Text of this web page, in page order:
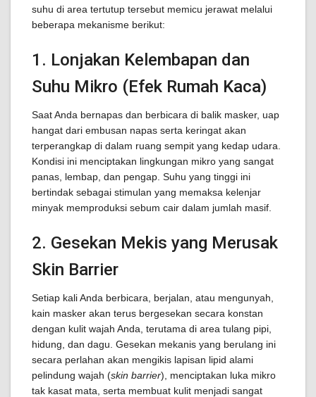
suhu di area tertutup tersebut memicu jerawat melalui
beberapa mekanisme berikut:
1. Lonjakan Kelembapan dan
Suhu Mikro (Efek Rumah Kaca)
Saat Anda bernapas dan berbicara di balik masker, uap
hangat dari embusan napas serta keringat akan
terperangkap di dalam ruang sempit yang kedap udara.
Kondisi ini menciptakan lingkungan mikro yang sangat
panas, lembap, dan pengap. Suhu yang tinggi ini
bertindak sebagai stimulan yang memaksa kelenjar
minyak memproduksi sebum cair dalam jumlah masif.
2. Gesekan Mekis yang Merusak
Skin Barrier
Setiap kali Anda berbicara, berjalan, atau mengunyah,
kain masker akan terus bergesekan secara konstan
dengan kulit wajah Anda, terutama di area tulang pipi,
hidung, dan dagu. Gesekan mekanis yang berulang ini
secara perlahan akan mengikis lapisan lipid alami
pelindung wajah (skin barrier), menciptakan luka mikro
tak kasat mata, serta membuat kulit menjadi sangat